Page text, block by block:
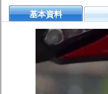
基本資料